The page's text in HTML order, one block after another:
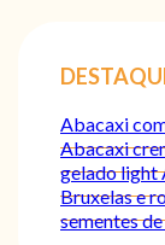
Abacaxi
Abacaxi
gelado light
Bruxelas e
sementes